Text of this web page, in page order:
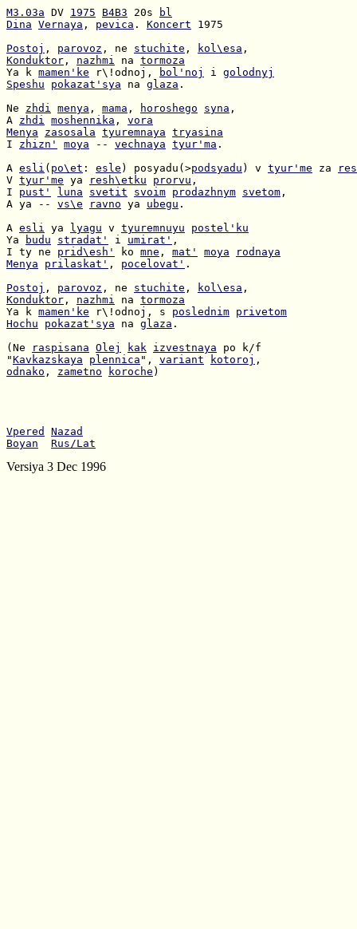
M3.03a DV 1975 B4B3 20s
bl
Dina Vernaya , pevica . Koncert 1975
Postoj , parovoz , ne stuchite , kol\esa
Konduktor , nazhmi na tormoza
Ya k mamen'ke r\!odnoj, bol'noj i golodnyj
Speshu
pokazat'sya na glaza .
Ne zhdi menya , mama , horoshego syna
A zhdi moshennika , vora
Menya
zasosala tyuremnaya tryasina
I zhizn' moya -- vechnaya tyur'ma .
A esli ( po\et : esle ) posyadu(>podsyadu ) v tyur'me za
V tyur'me ya resh\etku prorvu
I pust' luna svetit svoim prodazhnym svetom
A ya -- vs\e ravno ya ubegu .
A esli ya lyagu v tyuremnuyu
postel'ku
Ya
budu stradat' i umirat'
I ty ne prid\esh' ko mne , mat' moya
rodnaya
Menya
prilaskat' , pocelovat' .
Postoj , parovoz , ne stuchite , kol\esa
Konduktor , nazhmi na tormoza
Ya k mamen'ke r\!odnoj, s poslednim privetom
Hochu
pokazat'sya na glaza .
(Ne
raspisana Olej kak izvestnaya
"Kavkazskaya plennica ", variant kotoroj
odnako , zametno koroche )
Vpered
Nazad
Boyan
Rus/Lat
Versiya 3 Dec 1996